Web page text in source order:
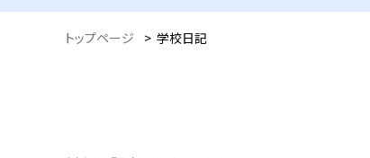
トップページ > 学校日記